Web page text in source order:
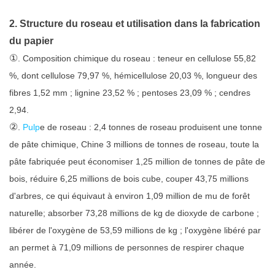
2. Structure du roseau et utilisation dans la fabrication
du papier
① . Composition chimique du roseau : teneur en cellulose 55,82
%, dont cellulose 79,97 %, hémicellulose 20,03 %, longueur des
fibres 1,52 mm ; lignine 23,52 % ; pentoses 23,09 % ; cendres
2,94.
② Pulpe de roseau : 2,4 tonnes de roseau produisent une tonne
de pâte chimique, Chine 3 millions de tonnes de roseau, toute la
pâte fabriquée peut économiser 1,25 million de tonnes de pâte de
bois, réduire 6,25 millions de bois cube, couper 43,75 millions
d'arbres, ce qui équivaut à environ 1,09 million de mu de forêt
naturelle; absorber 73,28 millions de kg de dioxyde de carbone ;
libérer de l'oxygène de 53,59 millions de kg ; l'oxygène libéré par
an permet à 71,09 millions de personnes de respirer chaque
année.